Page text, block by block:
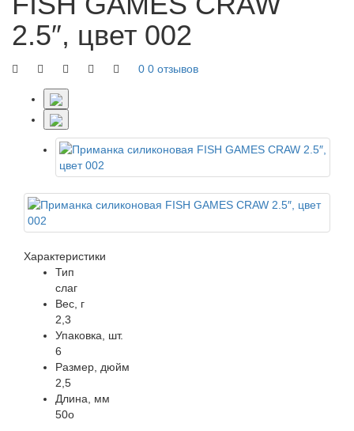
2.5″, цвет 002
0 0 отзывов
Характеристики
Тип
слаг
Вес, г
2,3
Упаковка, шт.
6
Размер, дюйм
2,5
Длина, мм
50o